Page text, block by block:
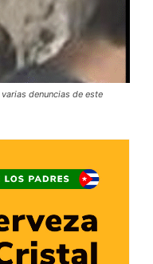
denuncias de este